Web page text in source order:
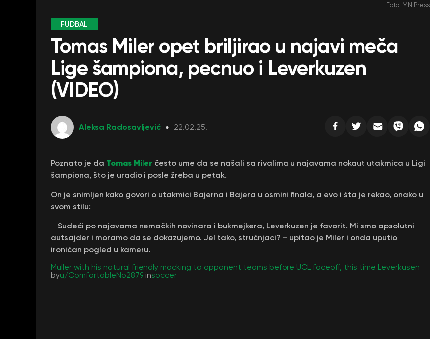
Foto: MN Press
FUDBAL
Tomas Miler opet briljirao u najavi meča
Lige šampiona, pecnuo i Leverkuzen
(VIDEO)
Aleksa Radosavljević 22.02.25.
Poznato je da Tomas Miler često ume da se našali sa rivalima u najavama nokaut utakmica u Ligi
šampiona, što je uradio i posle žreba u petak.
On je snimljen kako govori o utakmici Bajerna i Bajera u osmini finala, a evo i šta je rekao, onako u
svom stilu:
– Sudeći po najavama nemačkih novinara i bukmejkera, Leverkuzen je favorit. Mi smo apsolutni
autsajder i moramo da se dokazujemo. Jel tako, stručnjaci? – upitao je Miler i onda uputio
ironičan pogled u kameru.
Muller with his natural friendly mocking to opponent teams before UCL faceoff, this time Leverkusen
byu/ComfortableNo2879 insoccer